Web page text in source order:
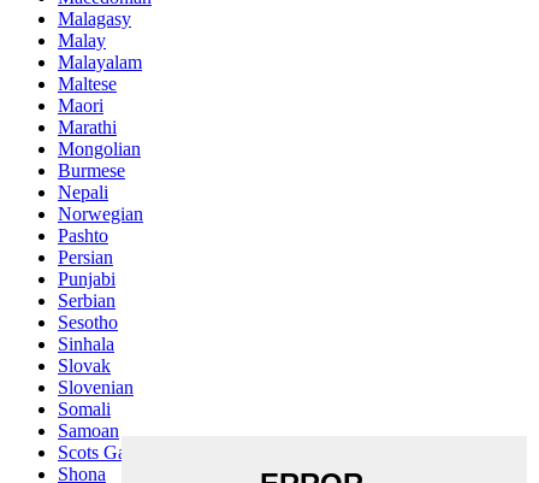
Malagasy
Malay
Malayalam
Maltese
Maori
Marathi
Mongolian
Burmese
Nepali
Norwegian
Pashto
Persian
Punjabi
Serbian
Sesotho
Sinhala
Slovak
Slovenian
Somali
Samoan
Scots Gaelic
Shona